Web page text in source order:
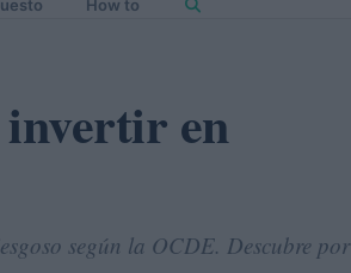
How to
invertir en
según la OCDE. Descubre por